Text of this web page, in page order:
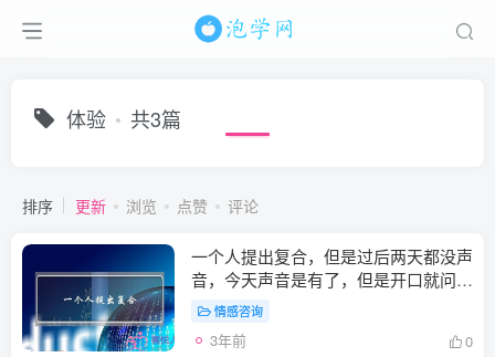
体验 共3篇
排序 更新 浏览 点赞 评论
一个人提出复合，但是过后两天都没声
音，今天声音是有了，但是开口就问你
身体好了吗？注：因为我前两天身
(EVE死亡复合体衍生任务)
情感咨询
3年前 0